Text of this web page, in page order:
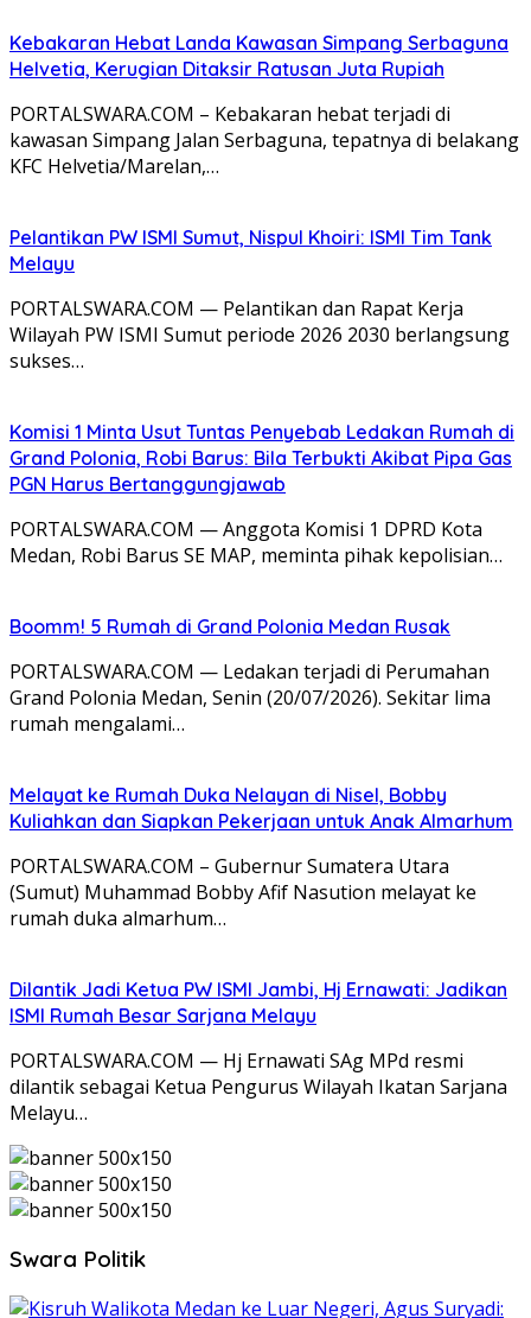
Kebakaran Hebat Landa Kawasan Simpang Serbaguna
Helvetia, Kerugian Ditaksir Ratusan Juta Rupiah
PORTALSWARA.COM – Kebakaran hebat terjadi di
kawasan Simpang Jalan Serbaguna, tepatnya di belakang
KFC Helvetia/Marelan,…
Pelantikan PW ISMI Sumut, Nispul Khoiri: ISMI Tim Tank
Melayu
PORTALSWARA.COM — Pelantikan dan Rapat Kerja
Wilayah PW ISMI Sumut periode 2026 2030 berlangsung
sukses…
Komisi 1 Minta Usut Tuntas Penyebab Ledakan Rumah di
Grand Polonia, Robi Barus: Bila Terbukti Akibat Pipa Gas
PGN Harus Bertanggungjawab
PORTALSWARA.COM — Anggota Komisi 1 DPRD Kota
Medan, Robi Barus SE MAP, meminta pihak kepolisian…
Boomm! 5 Rumah di Grand Polonia Medan Rusak
PORTALSWARA.COM — Ledakan terjadi di Perumahan
Grand Polonia Medan, Senin (20/07/2026). Sekitar lima
rumah mengalami…
Melayat ke Rumah Duka Nelayan di Nisel, Bobby
Kuliahkan dan Siapkan Pekerjaan untuk Anak Almarhum
PORTALSWARA.COM – Gubernur Sumatera Utara
(Sumut) Muhammad Bobby Afif Nasution melayat ke
rumah duka almarhum…
Dilantik Jadi Ketua PW ISMI Jambi, Hj Ernawati: Jadikan
ISMI Rumah Besar Sarjana Melayu
PORTALSWARA.COM — Hj Ernawati SAg MPd resmi
dilantik sebagai Ketua Pengurus Wilayah Ikatan Sarjana
Melayu…
Swara Politik